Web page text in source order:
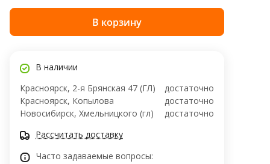
В корзину
В наличии
Красноярск, 2-я Брянская 47 (ГЛ)
достаточно
Красноярск, Копылова
достаточно
Новосибирск, Хмельницкого (гл)
достаточно
Рассчитать доставку
Часто задаваемые вопросы: